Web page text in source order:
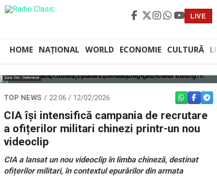
LIVE
HOME NAȚIONAL WORLD ECONOMIE CULTURĂ
Sursă foto: Shutterstock
TOP NEWS 22:06 / 12/02/2026 WHATSAPP
CIA își intensifică campania de recrutare
a ofițerilor militari chinezi printr-un nou
videoclip
CIA a lansat un nou videoclip în limba chineză, destinat
ofițerilor militari, în contextul epurărilor din armata